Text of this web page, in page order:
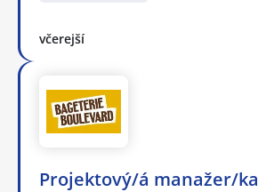
včerejší
Projektový/á manažer/ka